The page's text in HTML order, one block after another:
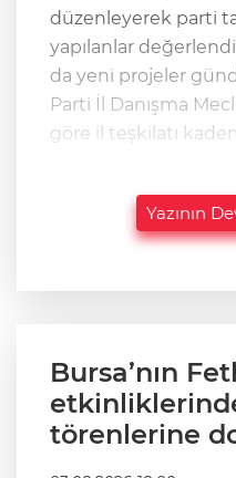
düzenleyerek parti
yapılanlar
da yeni projeler
Parti İl Danışma
göre il teşkilatı
Yazının
Bursa’nın
törenlerine